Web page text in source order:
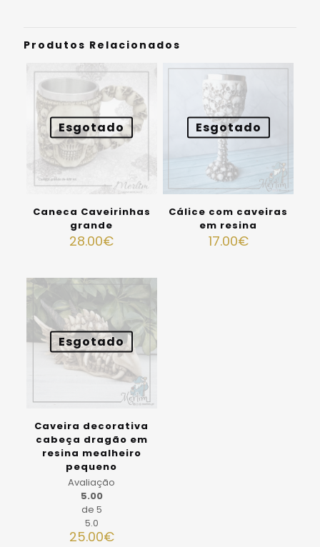
Produtos Relacionados
Esgotado
Caneca Caveirinhas
grande
28.00€
Esgotado
Cálice com caveiras
em resina
17.00€
Esgotado
Caveira decorativa
cabeça dragão em
resina mealheiro
pequeno
Avaliação
5.00
de 5
5.0
25.00€